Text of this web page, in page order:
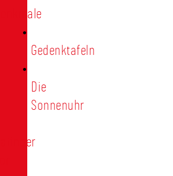
Denkmale
Gedenktafeln
Die
Sonnenuhr
Ratinger